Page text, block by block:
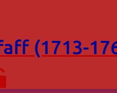
(1713-